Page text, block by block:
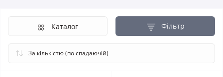
Фільтр
Каталог